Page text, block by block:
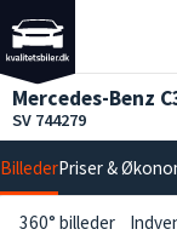
Mercedes-Benz
SV 744279
BillederPriser &
360° billeder